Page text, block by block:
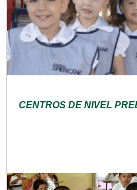
CENTROS DE NIVEL